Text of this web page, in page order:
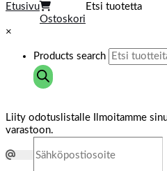
Etusivu
Ostoskori
Etsi tuotetta
×
Products search
Liity odotuslistalle
Ilmoitamme
varastoon.